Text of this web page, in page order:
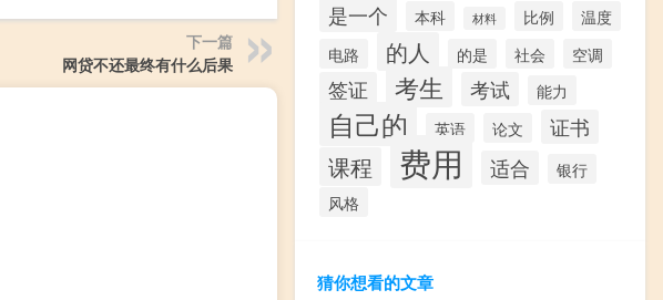
下一篇
网贷不还最终有什么后果
是一个 本科 材料 比例
温度
电路
的人 的是 社会 空调
签证 考生 考试 能力
自己的 英语 论文 证书
课程 费用 适合
银行
风格
猜你想看的文章